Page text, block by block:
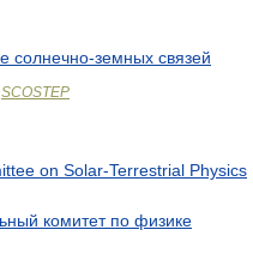
солнечно-земных связей
SCOSTEP
on Solar-Terrestrial Physics
комитет по физике